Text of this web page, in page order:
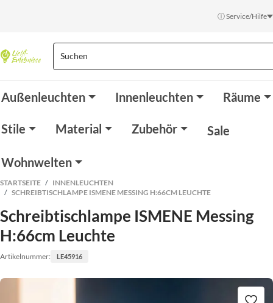
ⓘ Service/Hilfe
Außenleuchten Innenleuchten Räume
Stile Material Zubehör Sale
Wohnwelten
STARTSEITE
INNENLEUCHTEN
SCHREIBTISCHLAMPE ISMENE MESSING H:66CM LEUCHTE
Schreibtischlampe ISMENE Messing
H:66cm Leuchte
Artikelnummer: LE45916